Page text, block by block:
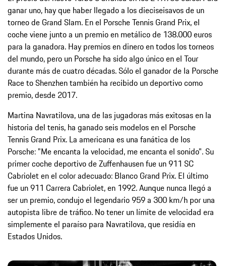
ganar uno, hay que haber llegado a los dieciseisavos de un
torneo de Grand Slam. En el Porsche Tennis Grand Prix, el
coche viene junto a un premio en metálico de 138.000 euros
para la ganadora. Hay premios en dinero en todos los torneos
del mundo, pero un Porsche ha sido algo único en el Tour
durante más de cuatro décadas. Sólo el ganador de la Porsche
Race to Shenzhen también ha recibido un deportivo como
premio, desde 2017.
Martina Navratilova, una de las jugadoras más exitosas en la
historia del tenis, ha ganado seis modelos en el Porsche
Tennis Grand Prix. La americana es una fanática de los
Porsche: "Me encanta la velocidad, me encanta el sonido". Su
primer coche deportivo de Zuffenhausen fue un 911 SC
Cabriolet en el color adecuado: Blanco Grand Prix. El último
fue un 911 Carrera Cabriolet, en 1992. Aunque nunca llegó a
ser un premio, condujo el legendario 959 a 300 km/h por una
autopista libre de tráfico. No tener un límite de velocidad era
simplemente el paraíso para Navratilova, que residía en
Estados Unidos.